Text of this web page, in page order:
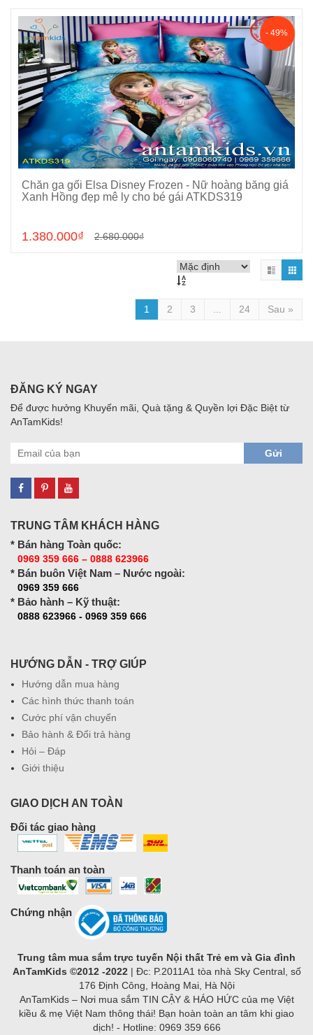
Chọn sản phẩm
- 49%
Chăn ga gối Elsa Disney Frozen - Nữ hoàng băng giá
Xanh Hồng đẹp mê ly cho bé gái ATKDS319
1.380.000₫ 2.680.000₫
1 2 3 24 Sau »
ĐĂNG KÝ NGAY
Để được hưởng Khuyến mãi, Quà tặng & Quyền lợi Đặc Biệt từ
AnTamKids!
Gửi
TRUNG TÂM KHÁCH HÀNG
* Bán hàng Toàn quốc:
0969 359 666 – 0888 623966
* Bán buôn Việt Nam – Nước ngoài:
0969 359 666
* Bảo hành – Kỹ thuật:
0888 623966 - 0969 359 666
HƯỚNG DẪN - TRỢ GIÚP
Hướng dẫn mua hàng
Các hình thức thanh toán
Cước phí vận chuyển
Bảo hành & Đổi trả hàng
Hỏi – Đáp
Giới thiệu
GIAO DỊCH AN TOÀN
Đối tác giao hàng
Thanh toán an toàn
Chứng nhận
Trung tâm mua sắm trực tuyến Nội thất Trẻ em và Gia đình
AnTamKids ©2012 -2022| Đc: P.2011A1 tòa nhà Sky Central, số
176 Định Công, Hoàng Mai, Hà Nội
AnTamKids – Nơi mua sắm TIN CẬY & HÁO HỨC của mẹ Việt
kiều & mẹ Việt Nam thông thái! Bạn hoàn toàn an tâm khi giao
dịch! - Hotline: 0969 359 666